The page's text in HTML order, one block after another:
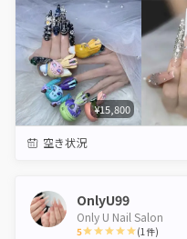
¥15,800
空き状況
OnlyU99
Only U Nail Salon
5 (1件)